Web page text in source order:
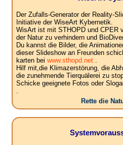
Der Zufalls-Generator der Reality-
Initiative der WiseArt Kybernetik.
WisArt ist mit STHOPD und CPER
der Natur zu verhindern und
Du kannst die Bilder, die
dieser Slideshow an Freunden
karten bei www.sthopd.net.
Hilf mit,die Klimazerstörung, die
die zunehmende Tierquälerei zu
Schicke geeignete Fotos oder
.
Rette die